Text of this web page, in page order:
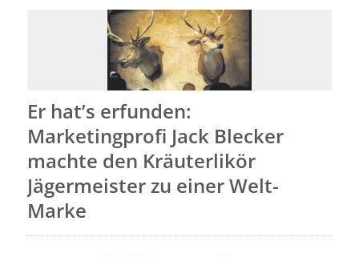
Er hat’s erfunden:
Marketingprofi Jack Blecker
machte den Kräuterlikör
Jägermeister zu einer Welt-
Marke